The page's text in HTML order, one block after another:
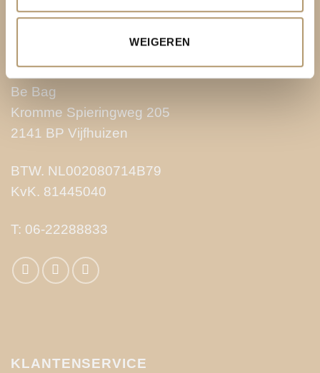
WEIGEREN
OVER PH&T
Be Bag
Kromme Spieringweg 205
2141 BP Vijfhuizen
BTW. NL002080714B79
KvK. 81445040
T: 06-22288833
KLANTENSERVICE